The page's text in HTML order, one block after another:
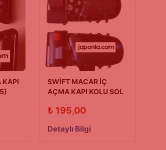
KAPI
SWİFT MACAR İÇ
AÇMA KAPI KOLU SOL
₺ 195,00
Detaylı Bilgi